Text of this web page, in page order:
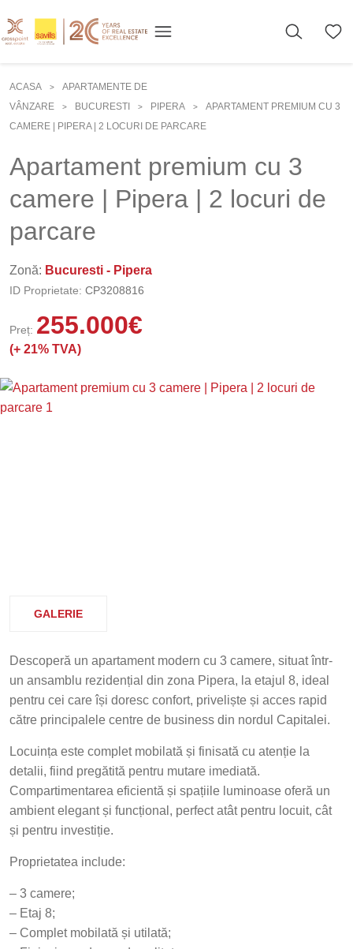
ACASA >
APARTAMENTE DE
VÂNZARE
> BUCURESTI > PIPERA >
APARTAMENT PREMIUM CU 3
CAMERE | PIPERA | 2 LOCURI DE PARCARE
Apartament premium cu 3
camere | Pipera | 2 locuri de
parcare
Zonă: Bucuresti - Pipera
ID Proprietate: CP3208816
Preț: 255.000€
(+ 21% TVA)
GALERIE
Descoperă un apartament modern cu 3 camere, situat într-
un ansamblu rezidențial din zona Pipera, la etajul 8, ideal
pentru cei care își doresc confort, priveliște și acces rapid
către principalele centre de business din nordul Capitalei.
Locuința este complet mobilată și finisată cu atenție la
detalii, fiind pregătită pentru mutare imediată.
Compartimentarea eficientă și spațiile luminoase oferă un
ambient elegant și funcțional, perfect atât pentru locuit, cât
și pentru investiție.
Proprietatea include:
– 3 camere;
– Etaj 8;
– Complet mobilată și utilată;